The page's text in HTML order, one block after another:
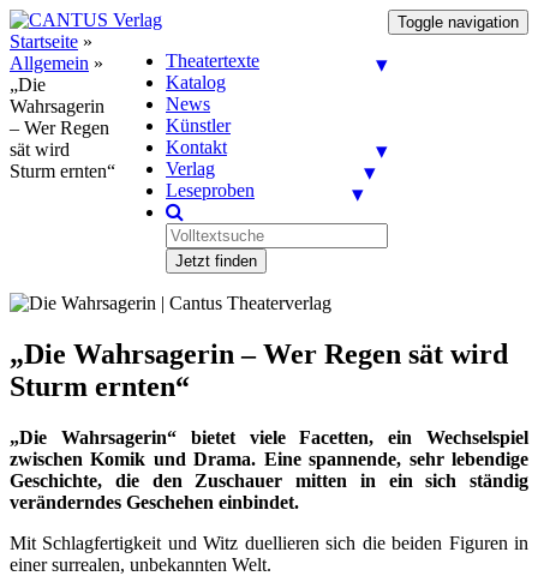
Toggle navigation
Theatertexte
Katalog
News
Künstler
Kontakt
Verlag
Leseproben
Jetzt finden
Startseite »
Allgemein »
„Die
Wahrsagerin
– Wer Regen
sät wird
Sturm ernten“
„Die Wahrsagerin – Wer Regen sät wird
Sturm ernten“
„Die Wahrsagerin“ bietet viele Facetten, ein Wechselspiel
zwischen Komik und Drama. Eine spannende, sehr lebendige
Geschichte, die den Zuschauer mitten in ein sich ständig
veränderndes Geschehen einbindet.
Mit Schlagfertigkeit und Witz duellieren sich die beiden Figuren in
einer surrealen, unbekannten Welt.